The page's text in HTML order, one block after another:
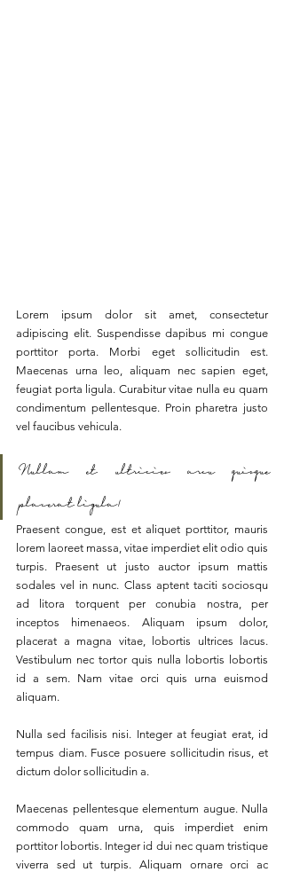
Lorem ipsum dolor sit amet, consectetur
adipiscing elit. Suspendisse dapibus mi congue
porttitor porta. Morbi eget sollicitudin est.
Maecenas urna leo, aliquam nec sapien eget,
feugiat porta ligula. Curabitur vitae nulla eu quam
condimentum pellentesque. Proin pharetra justo
vel faucibus vehicula.
Nullam et ultricies arcu quisque
placerat ligula!
Praesent congue, est et aliquet porttitor, mauris
lorem laoreet massa, vitae imperdiet elit odio quis
turpis. Praesent ut justo auctor ipsum mattis
sodales vel in nunc. Class aptent taciti sociosqu
ad litora torquent per conubia nostra, per
inceptos himenaeos. Aliquam ipsum dolor,
placerat a magna vitae, lobortis ultrices lacus.
Vestibulum nec tortor quis nulla lobortis lobortis
id a sem. Nam vitae orci quis urna euismod
aliquam.
Nulla sed facilisis nisi. Integer at feugiat erat, id
tempus diam. Fusce posuere sollicitudin risus, et
dictum dolor sollicitudin a.
Maecenas pellentesque elementum augue. Nulla
commodo quam urna, quis imperdiet enim
porttitor lobortis. Integer id dui nec quam tristique
viverra sed ut turpis. Aliquam ornare orci ac